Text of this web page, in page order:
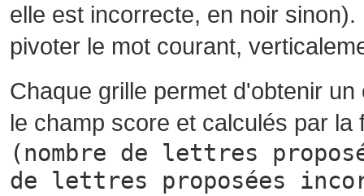
elle est incorrecte, en noir
pivoter le mot courant,
Chaque grille permet d'obtenir
le champ score et calculés par la
(nombre de lettres
de lettres proposées